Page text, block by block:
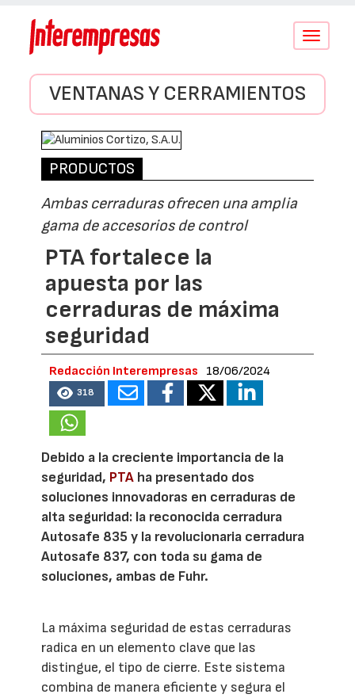
Conmutar
VENTANAS Y CERRAMIENTOS
PRODUCTOS
Ambas cerraduras ofrecen una amplia
gama de accesorios de control
PTA fortalece la
apuesta por las
cerraduras de máxima
seguridad
Redacción Interempresas 18/06/2024
318
Debido a la creciente importancia de la
seguridad, PTA ha presentado dos
soluciones innovadoras en cerraduras de
alta seguridad: la reconocida cerradura
Autosafe 835 y la revolucionaria cerradura
Autosafe 837, con toda su gama de
soluciones, ambas de Fuhr.
La máxima seguridad de estas cerraduras
radica en un elemento clave que las
distingue, el tipo de cierre. Este sistema
combina de manera eficiente y segura el